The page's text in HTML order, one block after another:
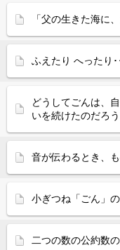
「父の生きた海に
ふえたり へったり･
どうしてごんは、
いを続けたのだろう
音が伝わるとき、
小ぎつね「ごん」
二つの数の公約数